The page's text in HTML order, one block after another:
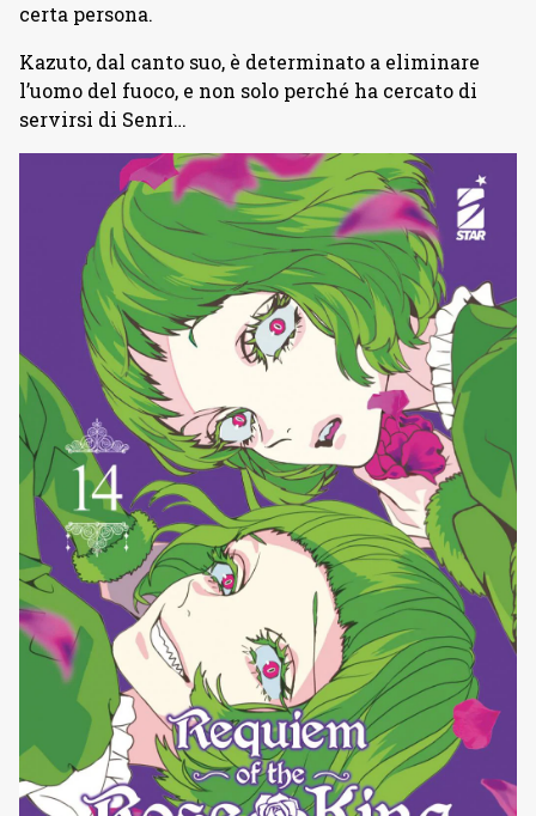
certa persona.
Kazuto, dal canto suo, è determinato a eliminare
l’uomo del fuoco, e non solo perché ha cercato di
servirsi di Senri…